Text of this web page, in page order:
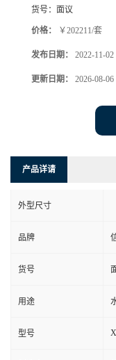
货号： 面议
价格： ￥202211/套
发布日期： 2022-11-02
更新日期： 2026-08-06
产品详请
外型尺寸
品牌
货号
用途
型号